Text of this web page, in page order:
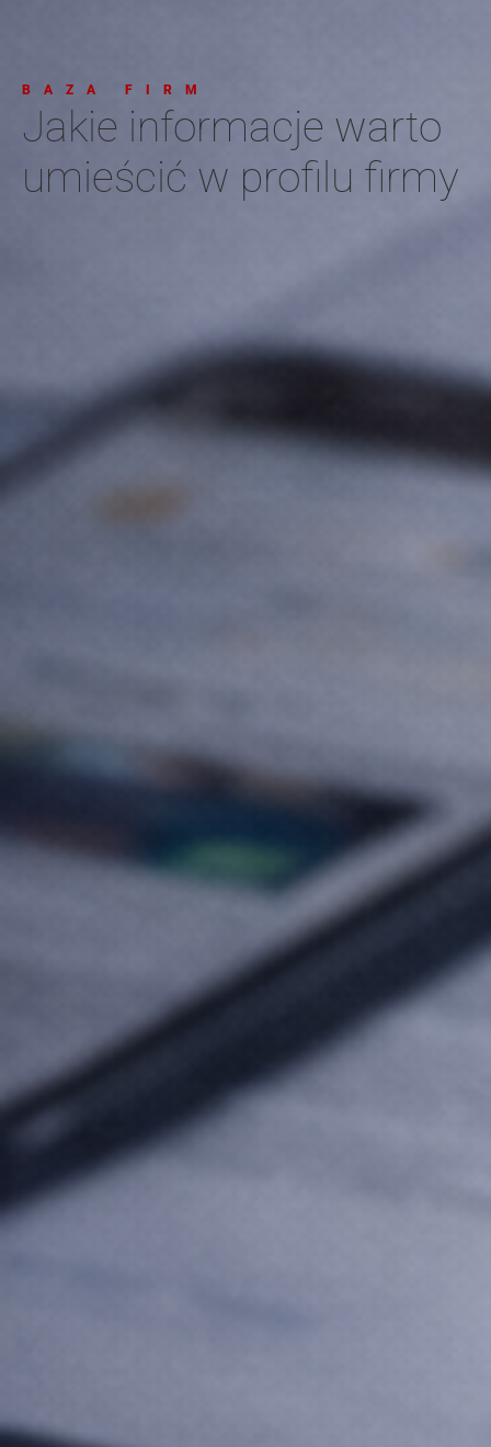
BAZA FIRM
Jakie informacje warto
umieścić w profilu firmy